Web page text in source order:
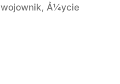
w
wojownik, Å¼ycie